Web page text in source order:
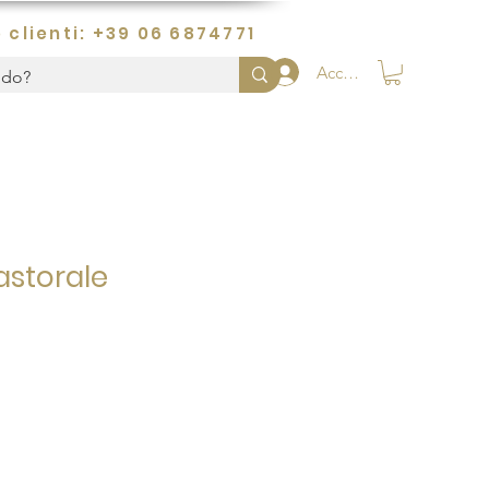
+39 06 6874771
Accedi